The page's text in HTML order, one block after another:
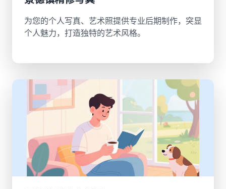
为您的个人写真、艺术照提供专业后期制作，突显
个人魅力，打造独特的艺术风格。